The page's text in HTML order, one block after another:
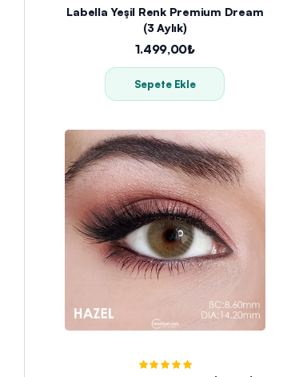
Labella Yeşil Renk Premium Dream
(3 Aylık)
1.499,00₺
Sepete Ekle